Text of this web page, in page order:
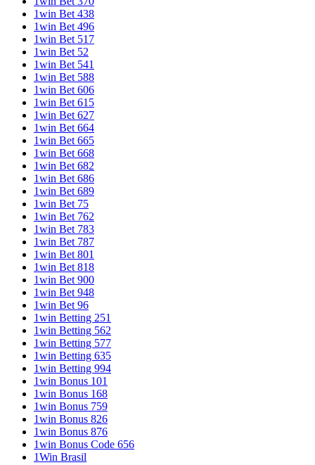
1win Bet 438
1win Bet 496
1win Bet 517
1win Bet 52
1win Bet 541
1win Bet 588
1win Bet 606
1win Bet 615
1win Bet 627
1win Bet 664
1win Bet 665
1win Bet 668
1win Bet 682
1win Bet 686
1win Bet 689
1win Bet 75
1win Bet 762
1win Bet 783
1win Bet 787
1win Bet 801
1win Bet 818
1win Bet 900
1win Bet 948
1win Bet 96
1win Betting 251
1win Betting 562
1win Betting 577
1win Betting 635
1win Betting 994
1win Bonus 101
1win Bonus 168
1win Bonus 759
1win Bonus 826
1win Bonus 876
1win Bonus Code 656
1Win Brasil